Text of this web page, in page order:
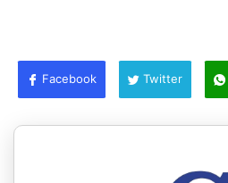
Facebook Twitter